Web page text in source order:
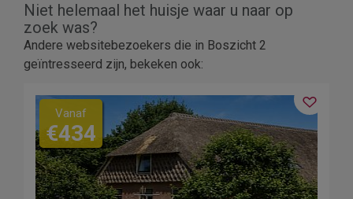
Niet helemaal het huisje waar u naar op
zoek was?
Andere websitebezoekers die in Boszicht 2
geïntresseerd zijn, bekeken ook:
Vanaf
€434